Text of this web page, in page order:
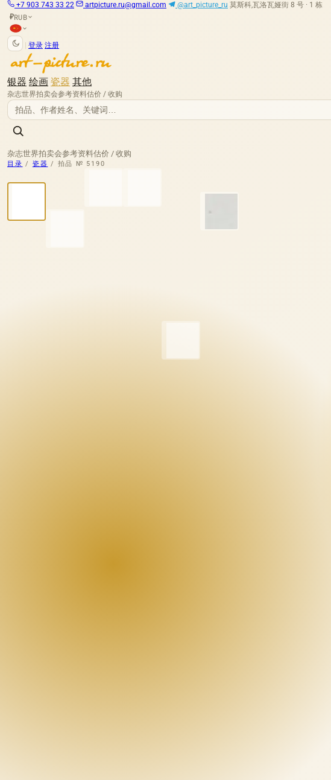
+7 903 743 33 22 artpicture.ru@gmail.com @art_picture_ru 莫斯科,瓦洛瓦娅街 8 号 · 1 栋
₽RUB
登录 注册
银器 绘画 瓷器 其他
杂志世界拍卖会参考资料估价 / 收购
杂志世界拍卖会参考资料估价 / 收购
目录 / 瓷器 / 拍品 № 5190